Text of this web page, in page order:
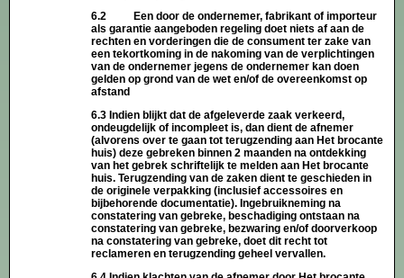
6.2 Een door de ondernemer, fabrikant of importeur
als garantie aangeboden regeling doet niets af aan de
rechten en vorderingen die de consument ter zake van
een tekortkoming in de nakoming van de verplichtingen
van de ondernemer jegens de ondernemer kan doen
gelden op grond van de wet en/of de overeenkomst op
afstand
6.3 Indien blijkt dat de afgeleverde zaak verkeerd,
ondeugdelijk of incompleet is, dan dient de afnemer
(alvorens over te gaan tot terugzending aan Het brocante
huis) deze gebreken binnen 2 maanden na ontdekking
van het gebrek schriftelijk te melden aan Het brocante
huis. Terugzending van de zaken dient te geschieden in
de originele verpakking (inclusief accessoires en
bijbehorende documentatie). Ingebruikneming na
constatering van gebreke, beschadiging ontstaan na
constatering van gebreke, bezwaring en/of doorverkoop
na constatering van gebreke, doet dit recht tot
reclameren en terugzending geheel vervallen.